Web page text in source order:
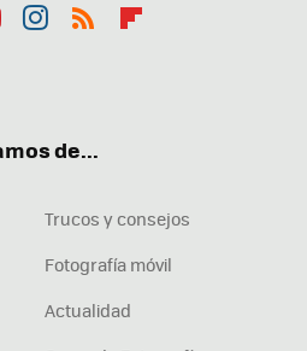
de...
Trucos y consejos
Fotografía móvil
Actualidad